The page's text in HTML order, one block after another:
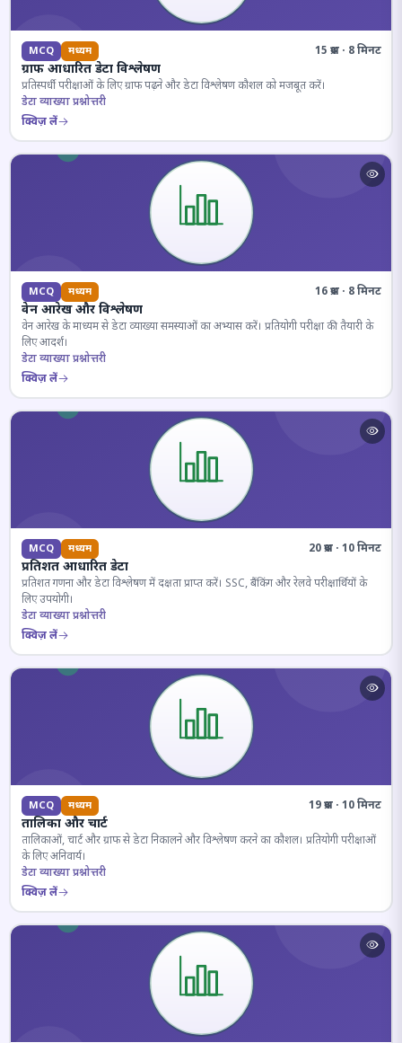
MCQ मध्यम 15 प्रश्न · 8 मिनट
ग्राफ आधारित डेटा विश्लेषण
प्रतिस्पर्धी परीक्षाओं के लिए ग्राफ पढ़ने और डेटा विश्लेषण कौशल को मजबूत करें।
डेटा व्याख्या प्रश्नोत्तरी
क्विज़ लें
MCQ मध्यम 16 प्रश्न · 8 मिनट
वेन आरेख और विश्लेषण
वेन आरेख के माध्यम से डेटा व्याख्या समस्याओं का अभ्यास करें। प्रतियोगी परीक्षा की तैयारी के
लिए आदर्श।
डेटा व्याख्या प्रश्नोत्तरी
क्विज़ लें
MCQ मध्यम 20 प्रश्न · 10 मिनट
प्रतिशत आधारित डेटा
प्रतिशत गणना और डेटा विश्लेषण में दक्षता प्राप्त करें। SSC, बैंकिंग और रेलवे परीक्षार्थियों के
लिए उपयोगी।
डेटा व्याख्या प्रश्नोत्तरी
क्विज़ लें
MCQ मध्यम 19 प्रश्न · 10 मिनट
तालिका और चार्ट
तालिकाओं, चार्ट और ग्राफ से डेटा निकालने और विश्लेषण करने का कौशल। प्रतियोगी परीक्षाओं
के लिए अनिवार्य।
डेटा व्याख्या प्रश्नोत्तरी
क्विज़ लें